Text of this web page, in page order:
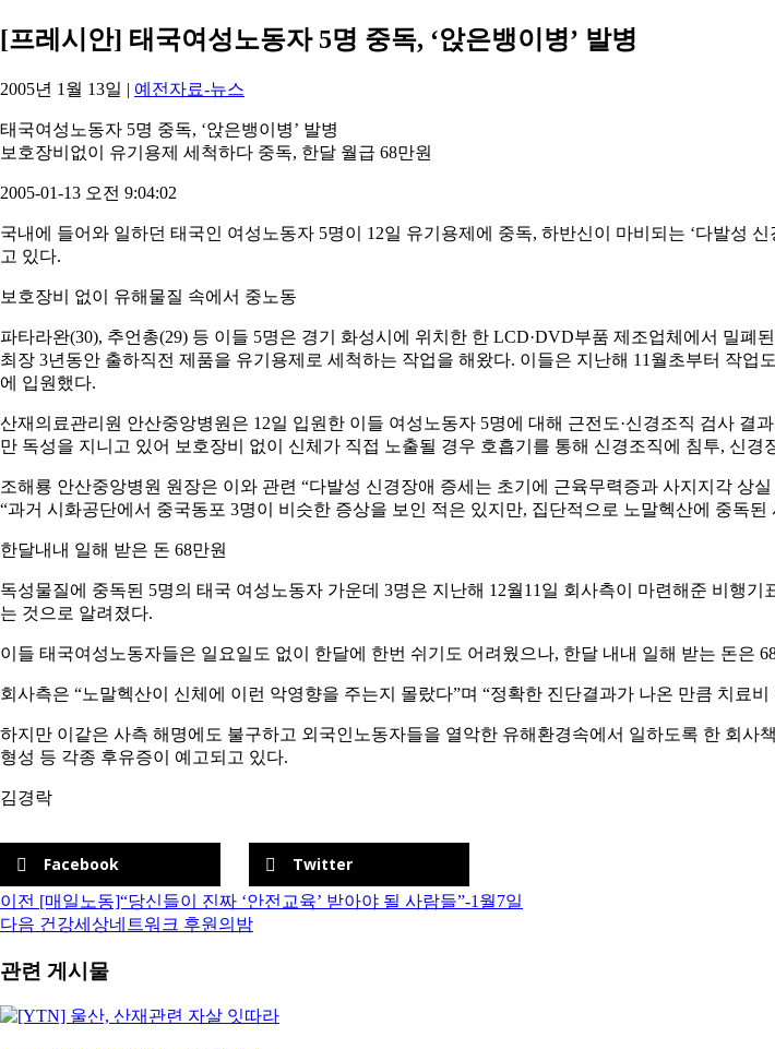
[프레시안] 태국여성노동자 5명 중독, ‘앉은뱅이병’ 발병
2005년 1월 13일 | 예전자료-뉴스
태국여성노동자 5명 중독, ‘앉은뱅이병’ 발병
보호장비없이 유기용제 세척하다 중독, 한달 월급 68만원
2005-01-13 오전 9:04:02
국내에 들어와 일하던 태국인 여성노동자 5명이 12일 유기용제에 중독, 하반신이 마비되는 ‘다발성
고 있다.
보호장비 없이 유해물질 속에서 중노동
파타라완(30), 추언총(29) 등 이들 5명은 경기 화성시에 위치한 한 LCD·DVD부품 제조업체에서 밀
최장 3년동안 출하직전 제품을 유기용제로 세척하는 작업을 해왔다. 이들은 지난해 11월초부터 작
에 입원했다.
산재의료관리원 안산중앙병원은 12일 입원한 이들 여성노동자 5명에 대해 근전도·신경조직 검사 결
만 독성을 지니고 있어 보호장비 없이 신체가 직접 노출될 경우 호흡기를 통해 신경조직에 침투, 신경
조해룡 안산중앙병원 원장은 이와 관련 “다발성 신경장애 증세는 초기에 근육무력증과 사지지각 상
“과거 시화공단에서 중국동포 3명이 비슷한 증상을 보인 적은 있지만, 집단적으로 노말헥산에 중독
한달내내 일해 받은 돈 68만원
독성물질에 중독된 5명의 태국 여성노동자 가운데 3명은 지난해 12월11일 회사측이 마련해준 비행
는 것으로 알려졌다.
이들 태국여성노동자들은 일요일도 없이 한달에 한번 쉬기도 어려웠으나, 한달 내내 일해 받는 돈은
회사측은 “노말헥산이 신체에 이런 악영향을 주는지 몰랐다”며 “정확한 진단결과가 나온 만큼 치료
하지만 이같은 사측 해명에도 불구하고 외국인노동자들을 열악한 유해환경속에서 일하도록 한 회
형성 등 각종 후유증이 예고되고 있다.
김경락
Facebook Twitter
이전 [매일노동]“당신들이 진짜 ‘안전교육’ 받아야 될 사람들”-1월7일
다음 건강세상네트워크 후원의밤
관련 게시물